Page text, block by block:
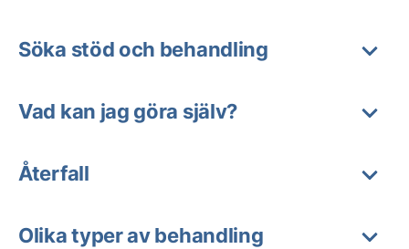
Söka stöd och behandling
Vad kan jag göra själv?
Återfall
Olika typer av behandling